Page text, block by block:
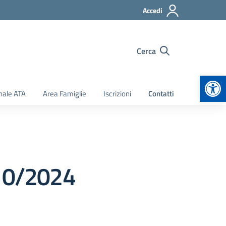
Accedi
Cerca
ATA Area Famiglie Iscrizioni Contatti
2024